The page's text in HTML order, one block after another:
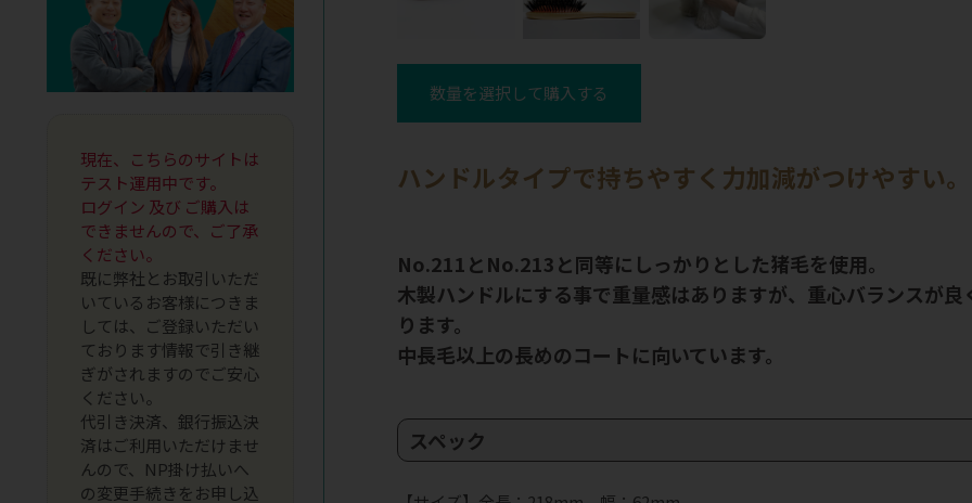
数量を選択して購入する
ハンドルタイプで持ちやすく力加減がつけやすい。
No.211とNo.213と同等にしっかりとした猪毛を使用。
木製ハンドルにする事で重量感はありますが、重心バランスが
ります。
中長毛以上の長めのコートに向いています。
スペック
現在、こちらのサイトは
テスト運用中です。
ログイン 及び ご購入は
できませんので、ご了承
ください。
既に弊社とお取引いただ
いているお客様につきま
しては、ご登録いただい
ております情報で引き継
ぎがされますのでご安心
ください。
代引き決済、銀行振込決
済はご利用いただけませ
んので、NP掛け払いへ
の変更手続きをお申し込